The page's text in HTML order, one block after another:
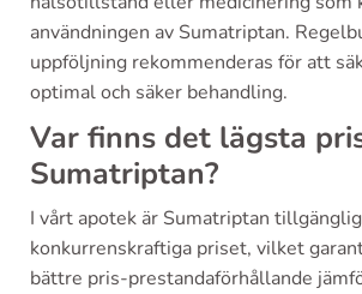
användningen av Sumatriptan.
uppföljning rekommenderas för att
optimal och säker behandling.
Var finns det lägsta
Sumatriptan?
I vårt apotek är Sumatriptan
konkurrenskraftiga priset, vilket
bättre pris-prestandaförhållande